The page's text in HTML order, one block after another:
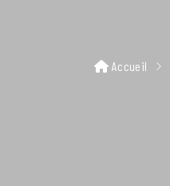
Accueil